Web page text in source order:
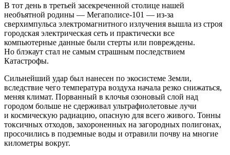
В тот день в третьей засекреченной столице нашей
необъятной родины — Мегаполисе-101 — из-за
сверхимпульса электромагнитного излучения вышла из строя
городская электрическая сеть и практически все
компьютерные данные были стерты или повреждены.
Но блэкаут стал не самым страшным последствием
Катастрофы.
Сильнейший удар был нанесен по экосистеме Земли,
вследствие чего температура воздуха начала резко снижаться,
меняя климат. Порванный в клочья озоновый слой над
городом больше не сдерживал ультрафиолетовые лучи
и космическую радиацию, опасную для всего живого. Тонны
токсичных отходов, захороненных на загородных полигонах,
просочились в подземные воды и отравили почву на многие
километры вокруг.